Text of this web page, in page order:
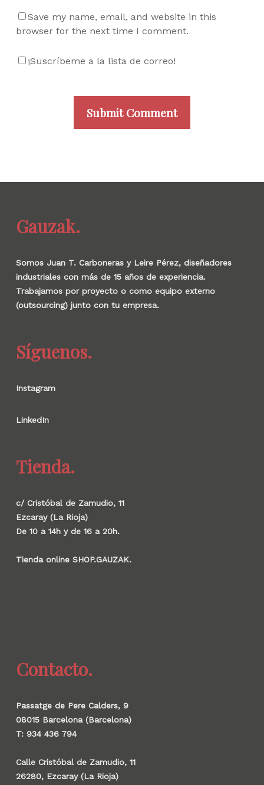
Save my name, email, and website in this
browser for the next time I comment.
¡Suscríbeme a la lista de correo!
Gauzak.
Somos Juan T. Carboneras y Leire Pérez, diseñadores
industriales con más de 15 años de experiencia.
Trabajamos por proyecto o como equipo externo
(outsourcing) junto con tu empresa.
Síguenos.
Instagram
LinkedIn
Tienda.
c/ Cristóbal de Zamudio, 11
Ezcaray (La Rioja)
De 10 a 14h y de 16 a 20h.
Tienda online SHOP.GAUZAK.
Contacto.
Passatge de Pere Calders, 9
08015 Barcelona (Barcelona)
T: 934 436 794
Calle Cristóbal de Zamudio, 11
26280, Ezcaray (La Rioja)